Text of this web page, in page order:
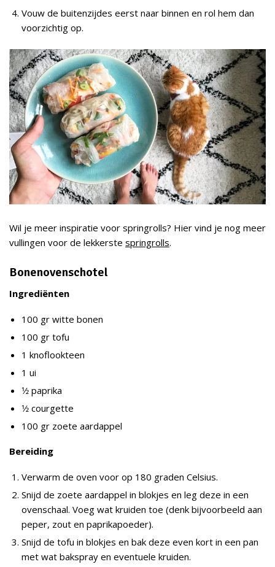
Vouw de buitenzijdes eerst naar binnen en rol hem dan
voorzichtig op.
Wil je meer inspiratie voor springrolls? Hier vind je nog meer
vullingen voor de lekkerste springrolls.
Bonenovenschotel
Ingrediënten
100 gr witte bonen
100 gr tofu
1 knoflookteen
1 ui
1⁄2 paprika
1⁄2 courgette
100 gr zoete aardappel
Bereiding
Verwarm de oven voor op 180 graden Celsius.
Snijd de zoete aardappel in blokjes en leg deze in een
ovenschaal. Voeg wat kruiden toe (denk bijvoorbeeld aan
peper, zout en paprikapoeder).
Snijd de tofu in blokjes en bak deze even kort in een pan
met wat bakspray en eventuele kruiden.